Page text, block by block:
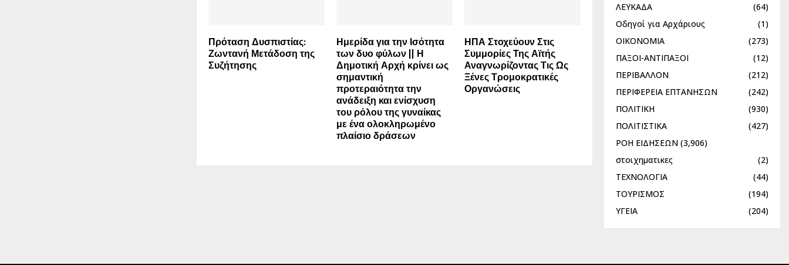
Πρόταση Δυσπιστίας:
Ζωντανή Μετάδοση της
Συζήτησης
Ημερίδα για την Ισότητα
των δυο φύλων || Η
Δημοτική Αρχή κρίνει ως
σημαντική
προτεραιότητα την
ανάδειξη και ενίσχυση
του ρόλου της γυναίκας
με ένα ολοκληρωμένο
πλαίσιο δράσεων
ΗΠΑ Στοχεύουν Στις
Συμμορίες Της Αϊτής
Αναγνωρίζοντας Τις Ως
Ξένες Τρομοκρατικές
Οργανώσεις
ΛΕΥΚΑΔΑ
(64)
Οδηγοί για Αρχάριους
(1)
ΟΙΚΟΝΟΜΙΑ
(273)
ΠΑΞΟΙ-ΑΝΤΙΠΑΞΟΙ
(12)
ΠΕΡΙΒΑΛΛΟΝ
(212)
ΠΕΡΙΦΕΡΕΙΑ ΕΠΤΑΝΗΣΩΝ
(242)
ΠΟΛΙΤΙΚΗ
(930)
ΠΟΛΙΤΙΣΤΙΚΑ
(427)
ΡΟΗ ΕΙΔΗΣΕΩΝ (3,906)
στοιχηματικες
(2)
ΤΕΧΝΟΛΟΓΙΑ
(44)
ΤΟΥΡΙΣΜΟΣ
(194)
ΥΓΕΙΑ
(204)